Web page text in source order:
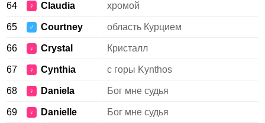
64 ♀ Claudia хромой
65 ♂ Courtney область Курцием
66 ♀ Crystal Кристалл
67 ♀ Cynthia с горы Kynthos
68 ♀ Daniela Бог мне судья
69 ♀ Danielle Бог мне судья